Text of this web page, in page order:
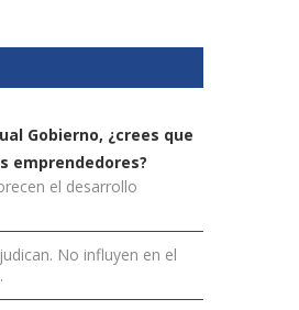
Gobierno, ¿crees que
emprendedores?
el desarrollo
No influyen en el